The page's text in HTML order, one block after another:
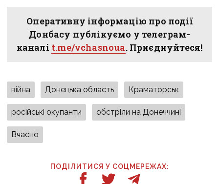
Оперативну інформацію про події
Донбасу публікуємо у телеграм-
каналі t.me/vchasnoua. Приєднуйтеся!
війна Донецька область Краматорськ
російські окупанти обстріли на Донеччині
Вчасно
ПОДІЛИТИСЯ У СОЦМЕРЕЖАХ: